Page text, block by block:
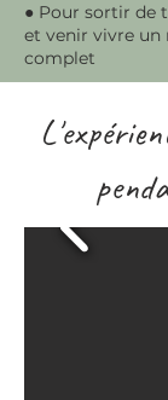
● Pour sortir de
et venir vivre un
complet